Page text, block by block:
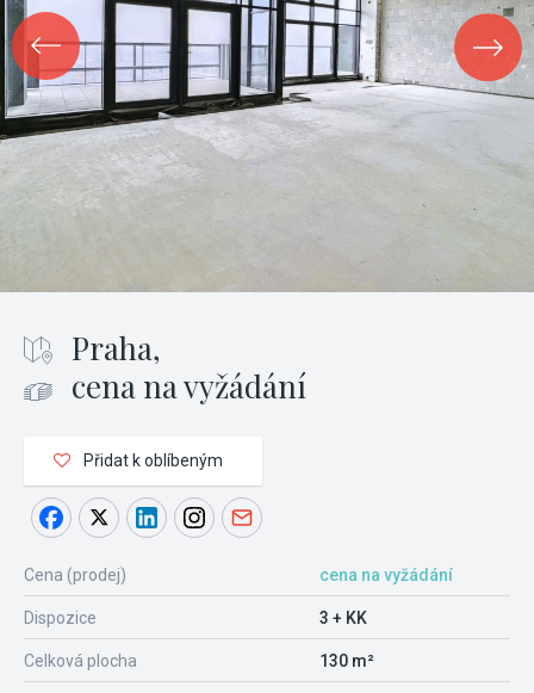
Praha,
cena na vyžádání
Přidat k oblíbeným
Cena (prodej) cena na vyžádání
Dispozice 3 + KK
Celková plocha 130 m²